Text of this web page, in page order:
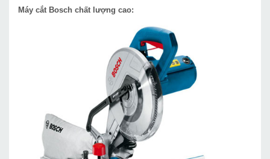
Máy cắt Bosch chất lượng cao: